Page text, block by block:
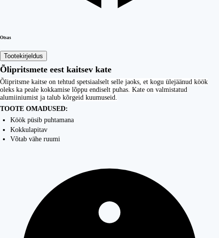
Otsas
Tootekirjeldus
Õlipritsmete eest kaitsev kate
Õlipritsme kaitse on tehtud spetsiaalselt selle jaoks, et kogu ülejäänud köök
oleks ka peale kokkamise lõppu endiselt puhas. Kate on valmistatud
alumiiniumist ja talub kõrgeid kuumuseid.
TOOTE OMADUSED:
Köök püsib puhtamana
Kokkulapitav
Võtab vähe ruumi